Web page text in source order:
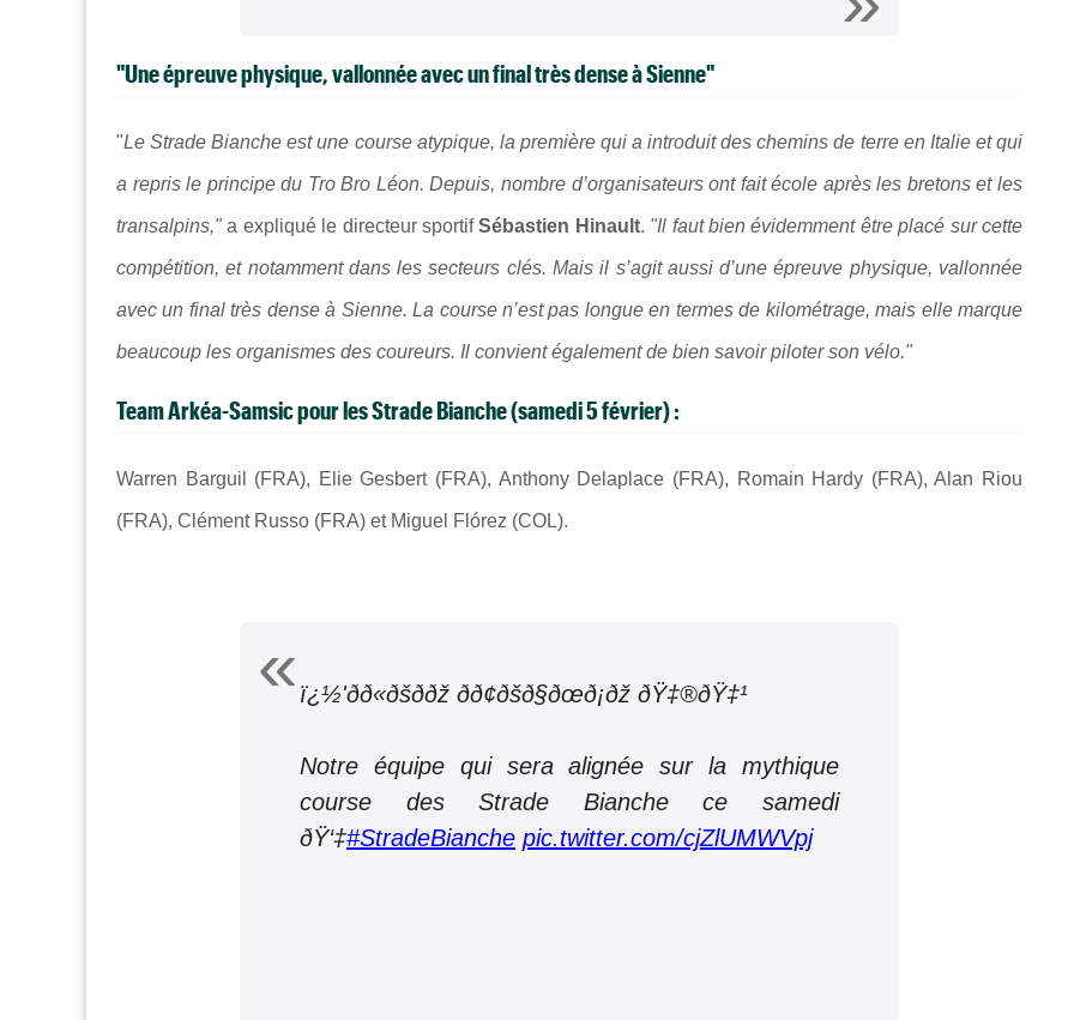
"Une épreuve physique, vallonnée avec un final très dense à Sienne"
"Le Strade Bianche est une course atypique, la première qui a introduit des chemins de terre en Italie et qui
a repris le principe du Tro Bro Léon. Depuis, nombre d’organisateurs ont fait école après les bretons et les
transalpins,"a expliqué le directeur sportifSébastien Hinault. "Il faut bien évidemment être placé sur cette
compétition, et notamment dans les secteurs clés. Mais il s’agit aussi d’une épreuve physique, vallonnée
avec un final très dense à Sienne. La course n’est pas longue en termes de kilométrage, mais elle marque
beaucoup les organismes des coureurs. Il convient également de bien savoir piloter son vélo."
Team Arkéa-Samsic pour les Strade Bianche (samedi 5 février) :
Warren Barguil (FRA), Elie Gesbert (FRA), Anthony Delaplace (FRA), Romain Hardy (FRA), Alan Riou
(FRA), Clément Russo (FRA) et Miguel Flórez (COL).
ï¿½'ð­ð«ðšððž ðð¢ðšð§ðœð¡ðž ðŸ‡®ðŸ‡¹
Notre équipe qui sera alignée sur la mythique
course des Strade Bianche ce samedi
ðŸ‘‡#StradeBianche pic.twitter.com/cjZlUMWVpj